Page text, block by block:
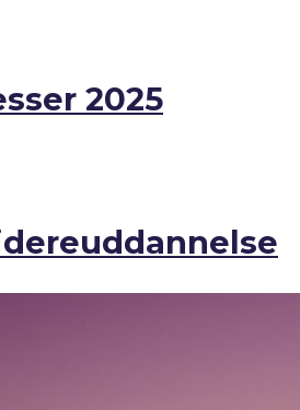
2025